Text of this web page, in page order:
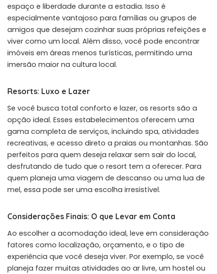
espaço e liberdade durante a estadia. Isso é
especialmente vantajoso para famílias ou grupos de
amigos que desejam cozinhar suas próprias refeições e
viver como um local. Além disso, você pode encontrar
imóveis em áreas menos turísticas, permitindo uma
imersão maior na cultura local.
Resorts: Luxo e Lazer
Se você busca total conforto e lazer, os resorts são a
opção ideal. Esses estabelecimentos oferecem uma
gama completa de serviços, incluindo spa, atividades
recreativas, e acesso direto a praias ou montanhas. São
perfeitos para quem deseja relaxar sem sair do local,
desfrutando de tudo que o resort tem a oferecer. Para
quem planeja uma viagem de descanso ou uma lua de
mel, essa pode ser uma escolha irresistível.
Considerações Finais: O que Levar em Conta
Ao escolher a acomodação ideal, leve em consideração
fatores como localização, orçamento, e o tipo de
experiência que você deseja viver. Por exemplo, se você
planeja fazer muitas atividades ao ar livre, um hostel ou